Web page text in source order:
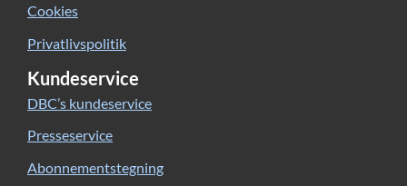
Cookies
Privatlivspolitik
Kundeservice
DBC’s kundeservice
Presseservice
Abonnementstegning